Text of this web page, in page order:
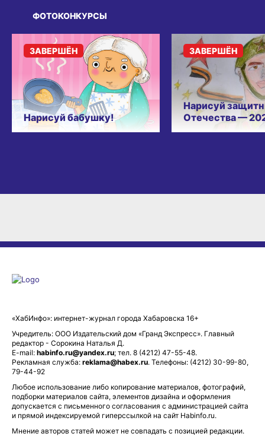
ФОТОКОНКУРСЫ
Нарисуй бабушку!
ЗАВЕРШЁН
Нарисуй
Отечества —
ЗАВЕРШЁН
«ХабИнфо»: интернет-журнал города Хабаровска 16+
Учредитель: ООО Издательский дом «Гранд Экспресс». Главный
редактор - Сорокина Наталья Д.
E-mail: habinfo.ru@yandex.ru; тел. 8 (4212) 47-55-48.
Рекламная служба: reklama@habex.ru. Телефоны: (4212) 30-99-80,
79-44-92
Любое использование либо копирование материалов, фотографий,
подборки материалов сайта, элементов дизайна и оформления
допускается с письменного согласования с администрацией сайта
и прямой индексируемой гиперссылкой на сайт Habinfo.ru.
Мнение авторов статей может не совпадать с позицией редакции.